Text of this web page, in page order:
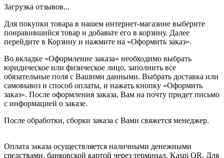
Загрузка отзывов...
Для покупки товара в нашем интернет-магазине выберите
понравившийся товар и добавьте его в корзину. Далее
перейдите в Корзину и нажмите на «Оформить заказ».
Во вкладке «Оформление заказа» необходимо выбрать
юридическое или физическое лицо, заполнить все
обязательные поля с Вашими данными. Выбрать доставка или
самовывоз и способ оплаты, и нажать кнопку «Оформить
заказ». После оформления заказа, Вам на почту придет письмо
с информацией о заказе.
После обработки, сборки заказа с Вами свяжется менеджер.
Оплата заказа осуществляется наличными денежными
средствами, банковской картой через терминал, Kaspi QR. Для